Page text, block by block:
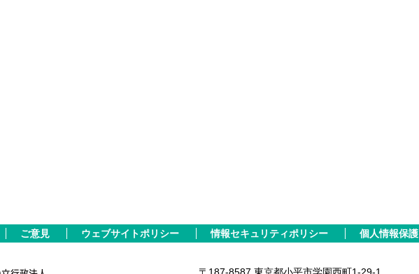
ご意見 ウェブサイトポリシー 情報セキュリティポリシー 個人情報保護
〒187-8587 東京都小平市学園西町1-29-1